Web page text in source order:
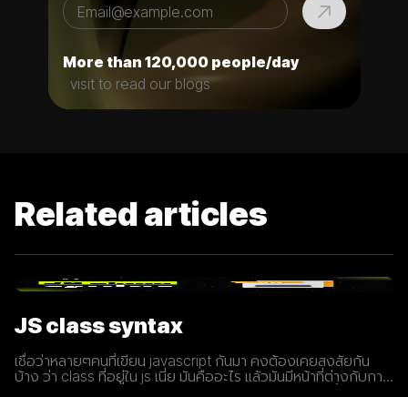
More than 120,000 people/day
visit to read our blogs
Related articles
JS class syntax
เชื่อว่าหลายๆคนที่เขียน javascript กันมา คงต้องเคยสงสัยกัน
บ้าง ว่า class ที่อยู่ใน js เนี่ย มันคืออะไร แล้วมันมีหน้าที่ต่างกับการ